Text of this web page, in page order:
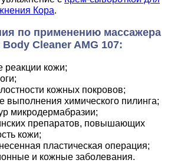
Кора.
по применению массажера
Cleaner AMG 107:
реакции кожи;
кожных покровов;
выполнения химического пилинга;
микродермабразии;
препаратов, повышающих
кожи;
пластическая операция;
и кожные заболевания.